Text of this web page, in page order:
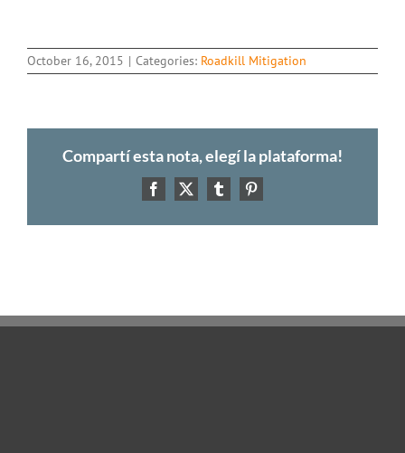
October 16, 2015 | Categories: Roadkill Mitigation
Compartí esta nota, elegí la plataforma!
Facebook
X TumblrPinterest